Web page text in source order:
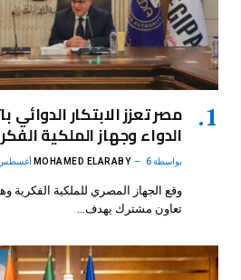
مصر تعزز الابتكار
الدواء وجهاز الملكية
بواسطة MOHAMED ELARABY 6 أغسطس، 2026
وقع الجهاز المصري للملكية الفكرية
تعاون مشترك يهدف…